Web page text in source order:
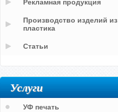
Рекламная продукция
Производство изделий из
пластика
Статьи
Услуги
УФ печать